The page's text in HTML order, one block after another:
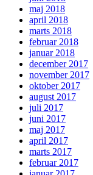
maj 2018
april 2018
marts 2018
februar 2018
januar 2018
december 2017
november 2017
oktober 2017
august 2017
juli 2017
juni 2017
maj 2017
april 2017
marts 2017
februar 2017